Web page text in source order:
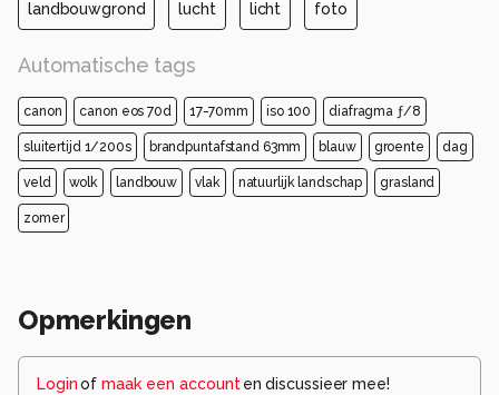
landbouwgrond lucht licht foto
Automatische tags
canon canon eos 70d 17-70mm iso 100 diafragma ƒ/8
sluitertijd 1/200s brandpuntafstand 63mm blauw groente dag
veld wolk landbouw vlak natuurlijk landschap grasland
zomer
Opmerkingen
Loginof maak een account en discussieer mee!